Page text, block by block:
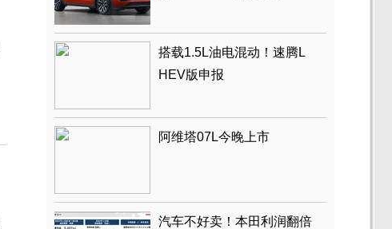
搭载1.5L油电混动！速腾L
HEV版申报
阿维塔07L今晚上市
汽车不好卖！本田利润翻倍